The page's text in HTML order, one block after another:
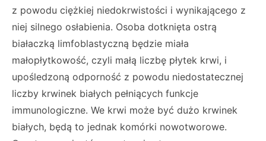
z powodu ciężkiej niedokrwistości i wynikającego z
niej silnego osłabienia. Osoba dotknięta ostrą
białaczką limfoblastyczną będzie miała
małopłytkowość, czyli małą liczbę płytek krwi, i
upośledzoną odporność z powodu niedostatecznej
liczby krwinek białych pełniących funkcje
immunologiczne. We krwi może być dużo krwinek
białych, będą to jednak komórki nowotworowe.